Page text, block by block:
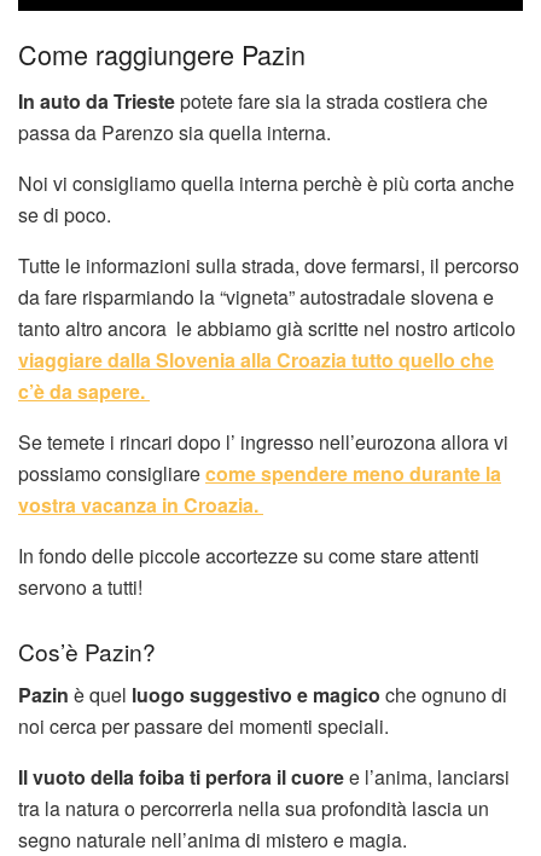
Come raggiungere Pazin
In auto da Triestepotete fare sia la strada costiera che
passa da Parenzo sia quella interna.
Noi vi consigliamo quella interna perchè è più corta anche
se di poco.
Tutte le informazioni sulla strada, dove fermarsi, il percorso
da fare risparmiando la “vigneta” autostradale slovena e
tanto altro ancora le abbiamo già scritte nel nostro articolo
viaggiare dalla Slovenia alla Croazia tutto quello che
c’è da sapere.
Se temete i rincari dopo l’ ingresso nell’eurozona allora vi
possiamo consigliarecome spendere meno durante la
vostra vacanza in Croazia.
In fondo delle piccole accortezze su come stare attenti
servono a tutti!
Cos’è Pazin?
Pazin è quel luogo suggestivo e magico che ognuno di
noi cerca per passare dei momenti speciali.
Il vuoto della foiba ti perfora il cuoree l’anima, lanciarsi
tra la natura o percorrerla nella sua profondità lascia un
segno naturale nell’anima di mistero e magia.